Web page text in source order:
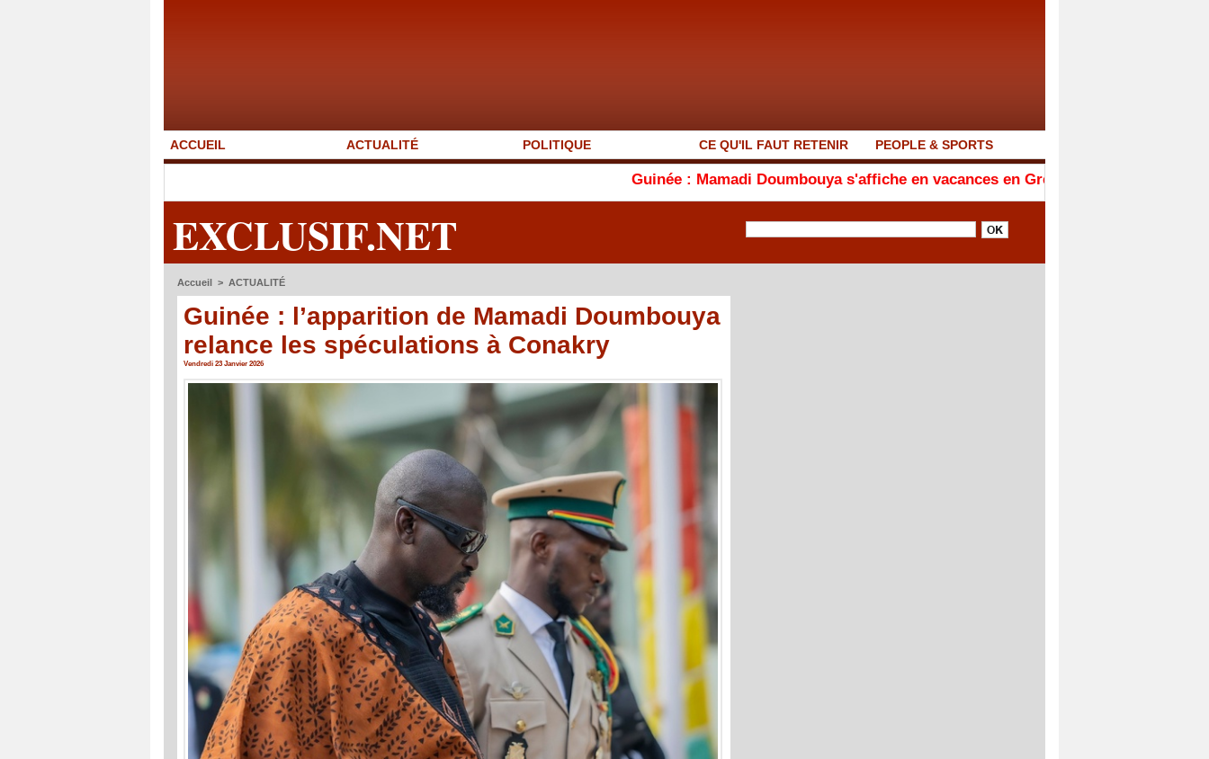
ACCUEIL ACTUALITÉ POLITIQUE CE QU'IL FAUT RETENIR PEOPLE & SPORTS
Guinée : Mamadi Doumbouya s'affiche en vacances en Grèce et balaie les rumeurs sur son état
EXCLUSIF.NET
Accueil > ACTUALITÉ
Guinée : l’apparition de Mamadi Doumbouya
relance les spéculations à Conakry
Vendredi 23 Janvier 2026